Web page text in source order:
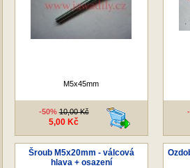
M5x45mm
-50%10,00 Kč
5,00 Kč
Šroub M5x20mm - válcová
hlava + osazení